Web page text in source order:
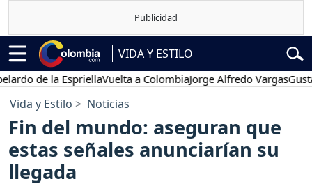
VIDA Y ESTILO
de la EspriellaVuelta a ColombiaJorge Alfredo VargasGustavo
Vida y Estilo Noticias
Fin del mundo: aseguran que
estas señales anunciarían su
llegada